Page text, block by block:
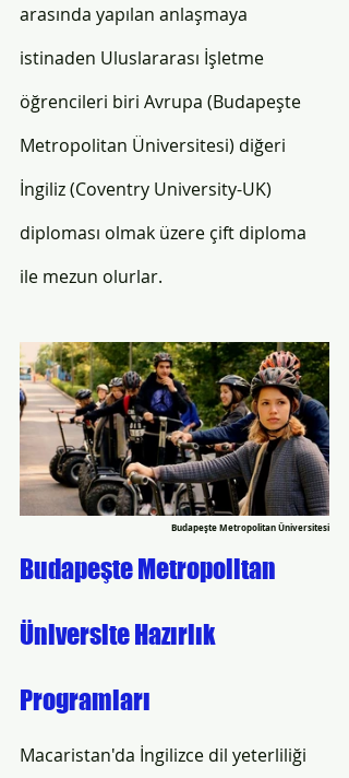
arasında yapılan anlaşmaya
istinaden Uluslararası İşletme
öğrencileri biri Avrupa (Budapeşte
Metropolitan Üniversitesi) diğeri
İngiliz (Coventry University-UK)
diploması olmak üzere çift diploma
ile mezun olurlar.
Budapeşte Metropolitan Üniversitesi
Budapeşte Metropolitan
Üniversite Hazırlık
Programları
Macaristan'da İngilizce dil yeterliliği